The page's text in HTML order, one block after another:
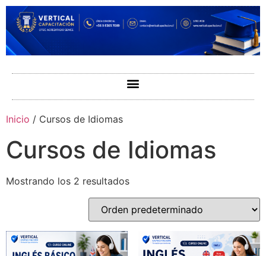
Inicio / Cursos de Idiomas
Cursos de Idiomas
Mostrando los 2 resultados